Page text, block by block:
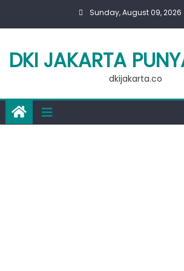
Sunday, August 09, 2026
DKI JAKARTA
dkijakarta.co